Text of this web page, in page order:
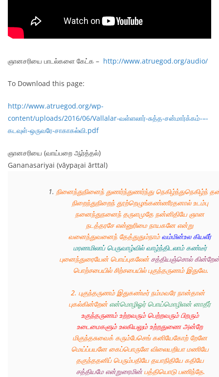
ஞானசரியை பாடல்களை கேட்க – http://www.atruegod.org/audio/
To Download this page:
http://www.atruegod.org/wp-
content/uploads/2016/06/Vallalar-வள்ளலார்-சுத்த-சன்மார்க்கம்-–-
கடவுள்-ஒருவரே-சாகாகல்வி.pdf
ஞானசரியை (வாய்பறை ஆர்த்தல்)
Gananasariyai (vāypaṟai ārttal)
1. நினைந்துநினைந் துணர்ந்துணர்ந்து நெகிழ்ந்துநெகிழ்ந்
நிறைந்துநிறைந் தூற்றெழுங்கண்ணீரதனால் உடம்பு
நனைந்துநனைந் தருளமுதே நன்னிதியே ஞான
நடத்தரசே என்னுரிமை நாயகனே என்று
வனைந்துவனைந் தேத்துதும்நாம் வம்மின்உல கியலீர்
மரணமிலாப் பெருவாழ்வில் வாழ்ந்திடலாம் கண்டீர்
புனைந்துரையேன் பொய்புகலேன் சத்தியஞ்சொல்
பொற்சபையில் சிற்சபையில் புகுந்தருணம் இதுவே.
2. புகுந்தருணம் இதுகண்டீர் நம்மவரே நான்தான்
புகல்கின்றேன் என்மொழிஓர் பொய்மொழிஎன் னாதீர்
உகுந்தருணம் உற்றவரும் பெற்றவரும் பிறரும்
உடைமைகளும் உலகியலும் உற்றதுணை அன்றே
மிகுந்தசுவைக் கரும்பேசெங் கனியேகோற் றேனே
மெய்ப்பயனே கைப்பொருளே விலையறியா மணியே
தகுந்ததனிப் பெரும்பதியே தயாநிதியே கதியே
சத்தியமே என்றுரைமின் பத்தியொடு பணிந்தே.